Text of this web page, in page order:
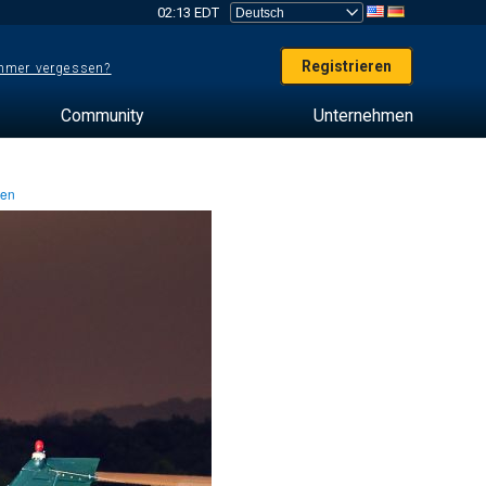
02:13 EDT
vergessen? Registrieren
Community Unternehmen